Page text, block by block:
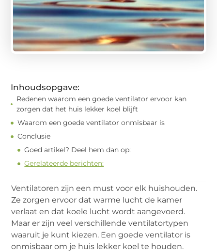
Inhoudsopgave:
Redenen waarom een goede ventilator ervoor kan
zorgen dat het huis lekker koel blijft
Waarom een goede ventilator onmisbaar is
Conclusie
Goed artikel? Deel hem dan op:
Gerelateerde berichten:
Ventilatoren zijn een must voor elk huishouden.
Ze zorgen ervoor dat warme lucht de kamer
verlaat en dat koele lucht wordt aangevoerd.
Maar er zijn veel verschillende ventilatortypen
waaruit je kunt kiezen. Een goede ventilator is
onmisbaar om je huis lekker koel te houden.